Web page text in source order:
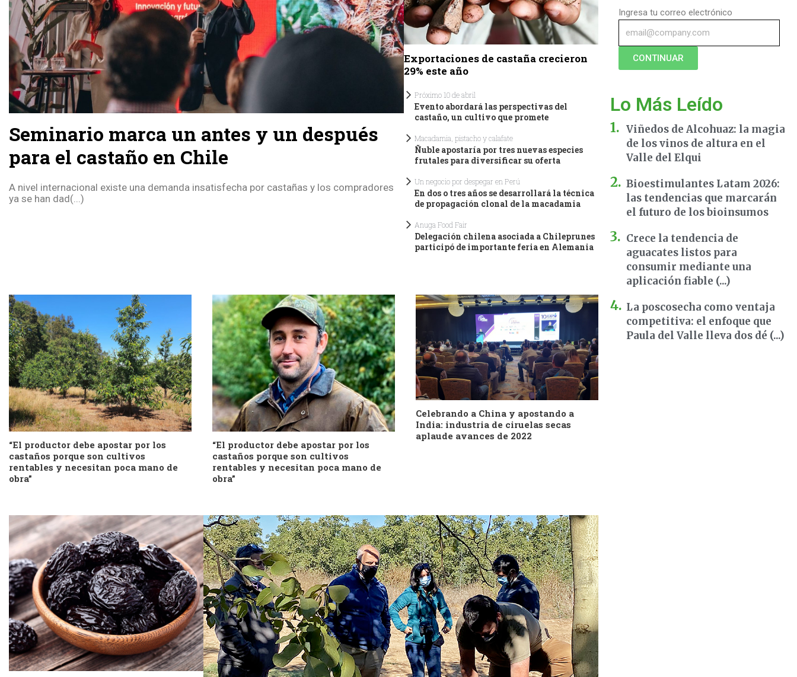
Seminario marca un antes y un después
para el castaño en Chile
A nivel internacional existe una demanda insatisfecha por castañas y los compradores
ya se han dad(...)
Exportaciones de castaña crecieron
29% este año
Próximo 10 de abril
Evento abordará las perspectivas del
castaño, un cultivo que promete
Macadamia, pistacho y calafate
Ñuble apostaría por tres nuevas especies
frutales para diversificar su oferta
Un negocio por despegar en Perú
En dos o tres años se desarrollará la técnica
de propagación clonal de la macadamia
Anuga Food Fair
Delegación chilena asociada a Chileprunes
participó de importante feria en Alemania
“El productor debe apostar por los
castaños porque son cultivos
rentables y necesitan poca mano de
obra”
“El productor debe apostar por los
castaños porque son cultivos
rentables y necesitan poca mano de
obra”
Celebrando a China y apostando a
India: industria de ciruelas secas
aplaude avances de 2022
Ingresa tu correo electrónico
CONTINUAR
Lo Más Leído
Viñedos de Alcohuaz: la magia
de los vinos de altura en el
Valle del Elqui
Bioestimulantes Latam 2026:
las tendencias que marcarán
el futuro de los bioinsumos
Crece la tendencia de
aguacates listos para
consumir mediante una
aplicación fiable (...)
La poscosecha como ventaja
competitiva: el enfoque que
Paula del Valle lleva dos dé (...)